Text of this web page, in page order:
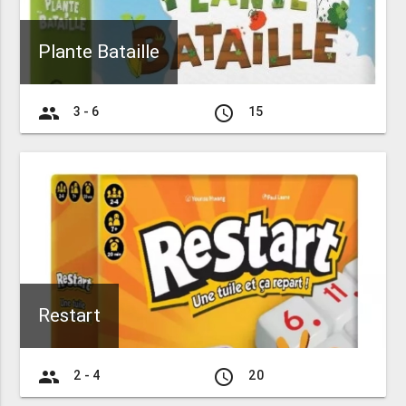
Plante Bataille
group 3 - 6 access_time 15
Restart
group 2 - 4 access_time 20